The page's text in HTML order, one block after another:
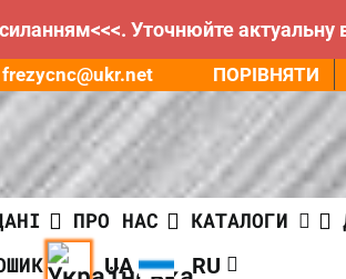
Уточнюйте
frezycnc@ukr.net ПОРІВНЯТИ
ПРО НАС КАТАЛОГИ